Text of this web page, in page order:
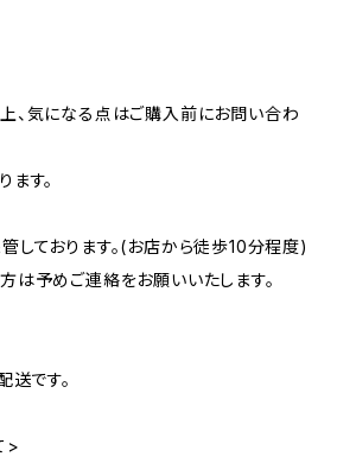
、気になる点はご購入前にお問い合わ
す。
しております。(お店から徒歩10分程度)
予めご連絡をお願いいたします。
です。
>